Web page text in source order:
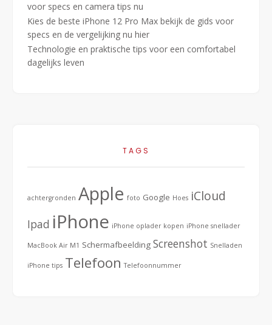
voor specs en camera tips nu
Kies de beste iPhone 12 Pro Max bekijk de gids voor
specs en de vergelijking nu hier
Technologie en praktische tips voor een comfortabel
dagelijks leven
TAGS
achtergronden Apple foto Google Hoes iCloud
Ipad iPhone iPhone oplader kopen iPhone snellader
MacBook Air M1 Schermafbeelding Screenshot Snelladen
iPhone tips Telefoon Telefoonnummer